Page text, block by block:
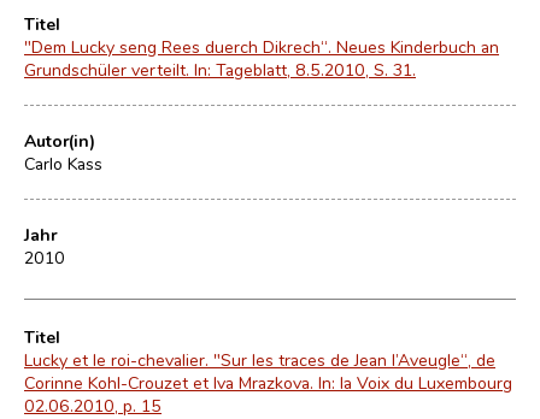
Titel
"Dem Lucky seng Rees duerch Dikrech“. Neues Kinderbuch an
Grundschüler verteilt. In: Tageblatt, 8.5.2010, S. 31.
Autor(in)
Carlo Kass
Jahr
2010
Titel
Lucky et le roi-chevalier. "Sur les traces de Jean l’Aveugle“, de
Corinne Kohl-Crouzet et Iva Mrazkova. In: la Voix du Luxembourg
02.06.2010, p. 15